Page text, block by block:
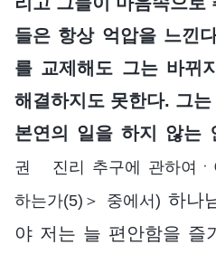
들은 항상 억압을 느낀
를 교제해도 그는 바뀌
해결하지도 못한다. 그
본연의 일을 하지 않는
권 진리 추구에 관하여ㆍ
하는가(5)＞ 중에서) 하나
야 저는 늘 편안함을 즐